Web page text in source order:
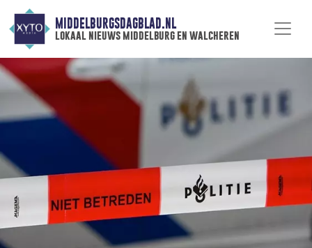
MIDDELBURGSDAGBLAD.NL
lokaal nieuws middelburg en walcheren